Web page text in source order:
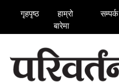
गृहपृष्ठ
हाम्रो
बारेमा
सम्पर्क